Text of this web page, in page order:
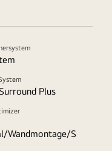
Plus
Wandmontage/S